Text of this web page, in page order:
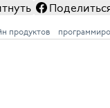
продуктов